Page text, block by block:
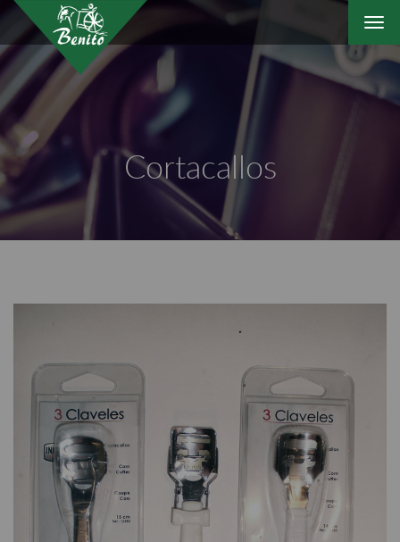
Cortacallos